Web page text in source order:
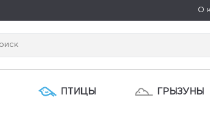
О
ПТИЦЫ ГРЫЗУНЫ